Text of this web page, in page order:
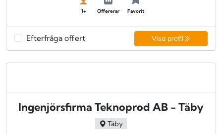
1+ Offererar Favorit
Efterfråga offert Visa profil
Ingenjörsfirma Teknoprod AB - Täby
Täby